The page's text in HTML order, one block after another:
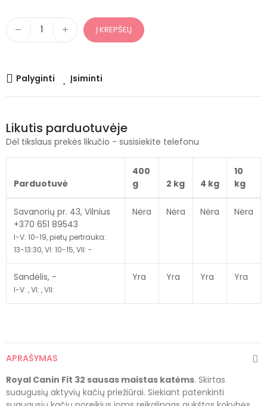
Į KREPŠELĮ
Palyginti Įsiminti
Likutis parduotuvėje
Dėl tikslaus prekės likučio - susisiekite telefonu
Parduotuvė
400
g
2 kg 4 kg
10
kg
Savanorių pr. 43, Vilnius
+370 651 89543
I-V: 10-19, pietų pertrauka:
13-13:30, VI: 10-15, VII: -
Nėra Nėra Nėra Nėra
Sandėlis, -
I-V: , VI: , VII:
Yra Yra Yra Yra
APRAŠYMAS
Royal Canin Fit 32 sausas maistas katėms. Skirtas
suaugusių aktyvių kačių priežiūrai. Siekiant patenkinti